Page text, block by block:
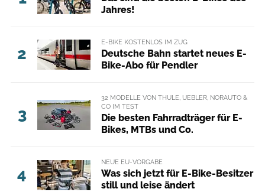
Jahres!
2
E-BIKE KOSTENLOS IM ZUG
Deutsche Bahn startet neues E-
Bike-Abo für Pendler
3
32 MODELLE VON THULE, UEBLER, NORAUTO &
CO IM TEST
Die besten Fahrradträger für E-
Bikes, MTBs und Co.
4
NEUE EU-VORGABE
Was sich jetzt für E-Bike-Besitzer
still und leise ändert